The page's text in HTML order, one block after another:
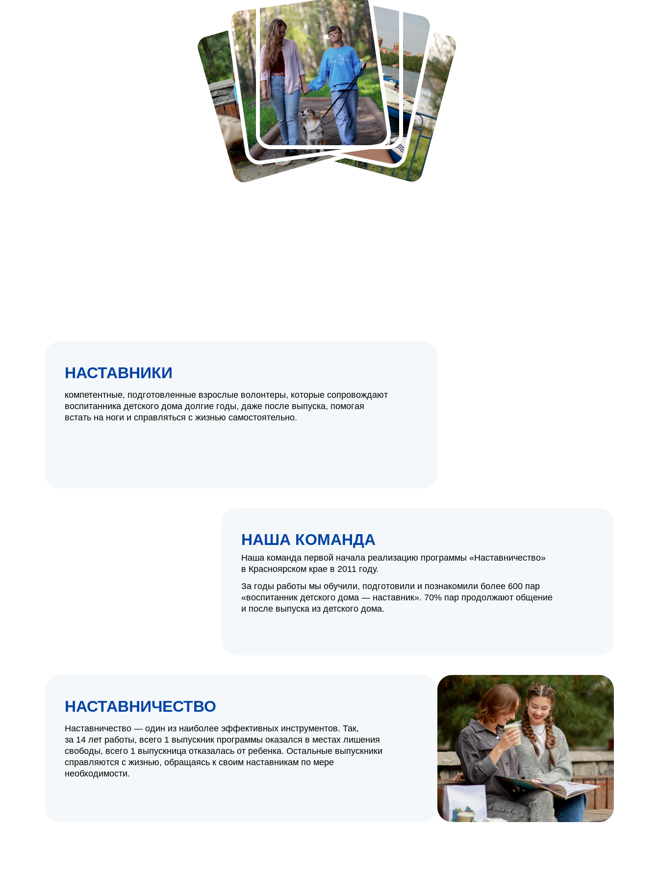
компетентные, подготовленные взрослые волонтеры, которые сопровождают
воспитанника детского дома долгие годы, даже после выпуска, помогая
встать на ноги и справляться с жизнью самостоятельно.
НАСТАВНИКИ
Наша команда первой начала реализацию программы «Наставничество»
в Красноярском крае в 2011 году.
За годы работы мы обучили, подготовили и познакомили более 600 пар
«воспитанник детского дома — наставник». 70% пар продолжают общение
и после выпуска из детского дома.
НАША КОМАНДА
Наставничество — один из наиболее эффективных инструментов. Так,
за 14 лет работы, всего 1 выпускник программы оказался в местах лишения
свободы, всего 1 выпускница отказалась от ребенка. Остальные выпускники
справляются с жизнью, обращаясь к своим наставникам по мере
необходимости.
НАСТАВНИЧЕСТВО